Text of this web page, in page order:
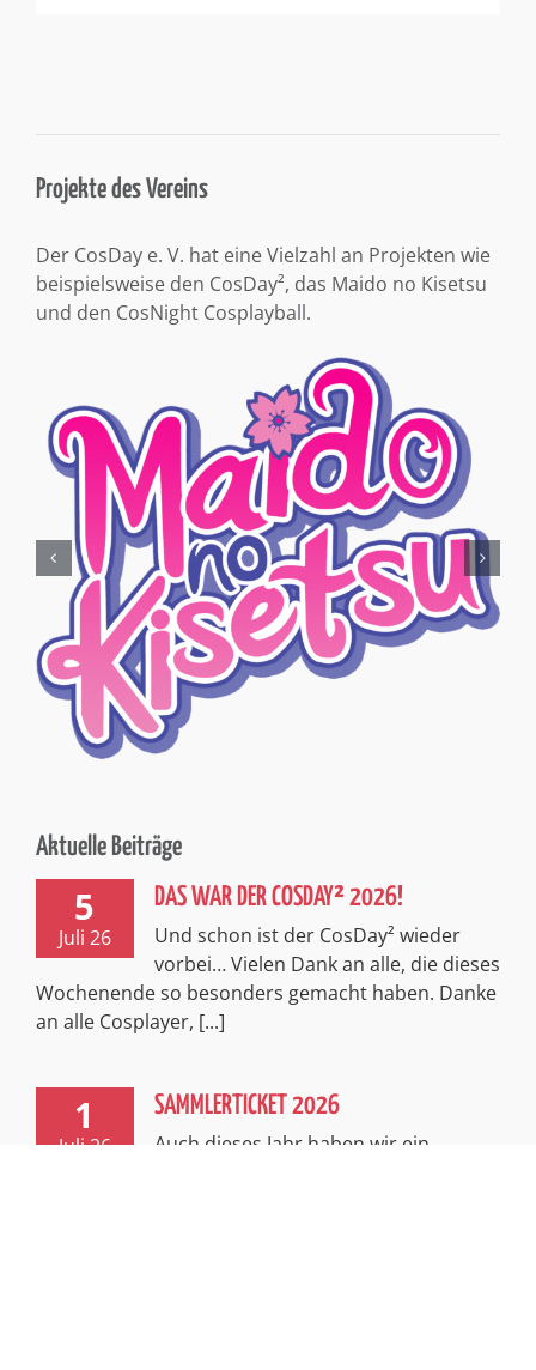
Projekte des Vereins
Der CosDay e. V. hat eine Vielzahl an Projekten wie
beispielsweise den CosDay², das Maido no Kisetsu
und den CosNight Cosplayball.
Aktuelle Beiträge
5
Juli 26
DAS WAR DER COSDAY² 2026!
Und schon ist der CosDay² wieder
vorbei… Vielen Dank an alle, die dieses
Wochenende so besonders gemacht haben. Danke
an alle Cosplayer, [...]
1
Juli 26
SAMMLERTICKET 2026
Auch dieses Jahr haben wir ein